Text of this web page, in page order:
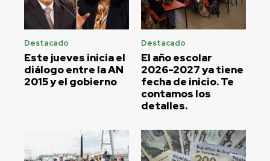
Destacado
Este jueves inicia el
diálogo entre la AN
2015 y el gobierno
Destacado
El año escolar
2026-2027 ya tiene
fecha de inicio. Te
contamos los
detalles.